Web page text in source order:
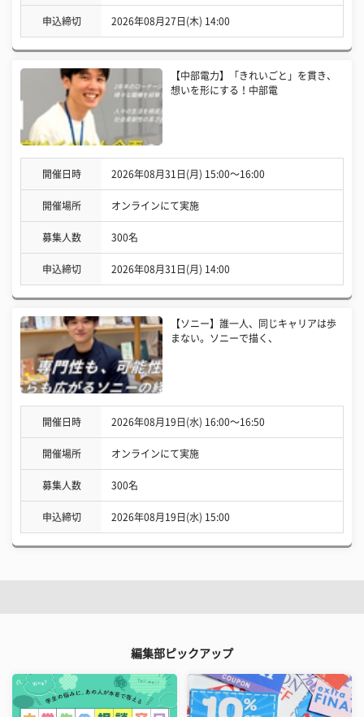
申込締切 2026年08月27日(木) 14:00
【中部電力】「きれいごと」を貫き、
想いを形にする！中部電
開催日時 2026年08月31日(月) 15:00〜16:00
開催場所 オンラインにて実施
募集人数 300名
申込締切 2026年08月31日(月) 14:00
【ソニー】誰一人、同じキャリアは歩
まない。ソニーで描く、
開催日時 2026年08月19日(水) 16:00〜16:50
開催場所 オンラインにて実施
募集人数 300名
申込締切 2026年08月19日(水) 15:00
編集部ピックアップ